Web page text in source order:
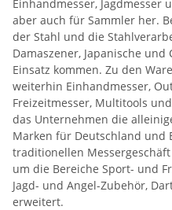
Einhandmesser, Jagdmesser
aber auch für Sammler her.
der Stahl und die
Damaszener, Japanische
Einsatz kommen. Zu den
weiterhin Einhandmesser,
Freizeitmesser, Multitools
das Unternehmen die
Marken für Deutschland und
traditionellen
um die Bereiche Sport- und
Jagd- und Angel-Zubehör,
erweitert.